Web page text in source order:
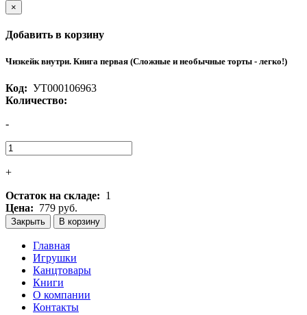
×
Добавить в корзину
Чизкейк внутри. Книга первая (Сложные и необычные торты - легко!)
Код: УТ000106963
Количество:
-
+
Остаток на складе: 1
Цена: 779 руб.
Закрыть В корзину
Главная
Игрушки
Канцтовары
Книги
О компании
Контакты